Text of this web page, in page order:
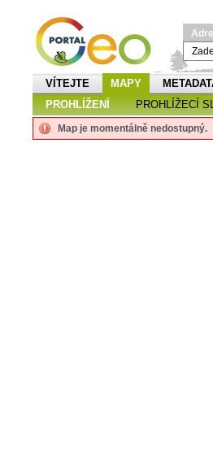
VÍTEJTE MAPY
PROHLÍŽENÍ
PROHLÍŽECÍ
Map je momentálně nedostupný.